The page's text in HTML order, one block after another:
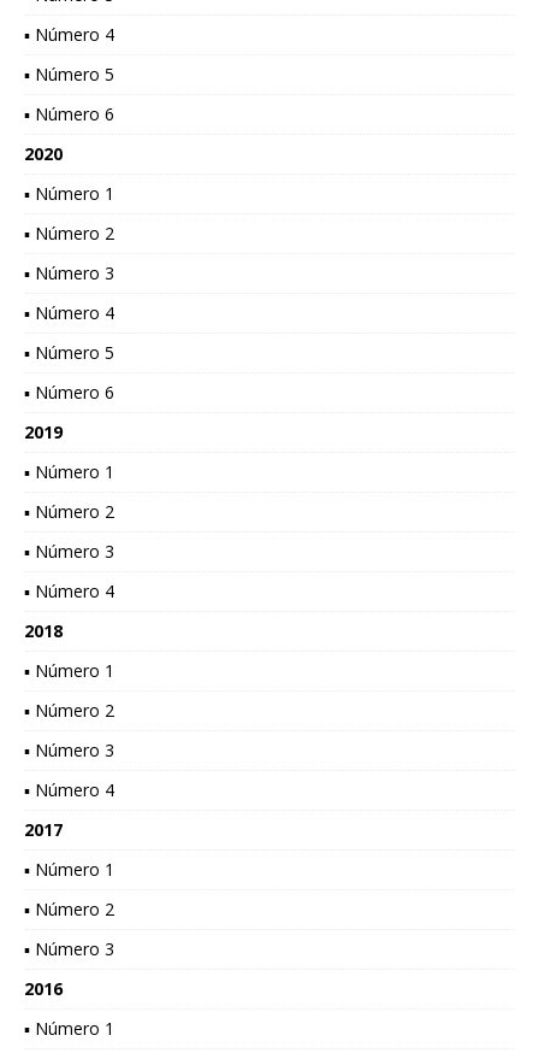
▪ Número 4
▪ Número 5
▪ Número 6
2020
▪ Número 1
▪ Número 2
▪ Número 3
▪ Número 4
▪ Número 5
▪ Número 6
2019
▪ Número 1
▪ Número 2
▪ Número 3
▪ Número 4
2018
▪ Número 1
▪ Número 2
▪ Número 3
▪ Número 4
2017
▪ Número 1
▪ Número 2
▪ Número 3
2016
▪ Número 1